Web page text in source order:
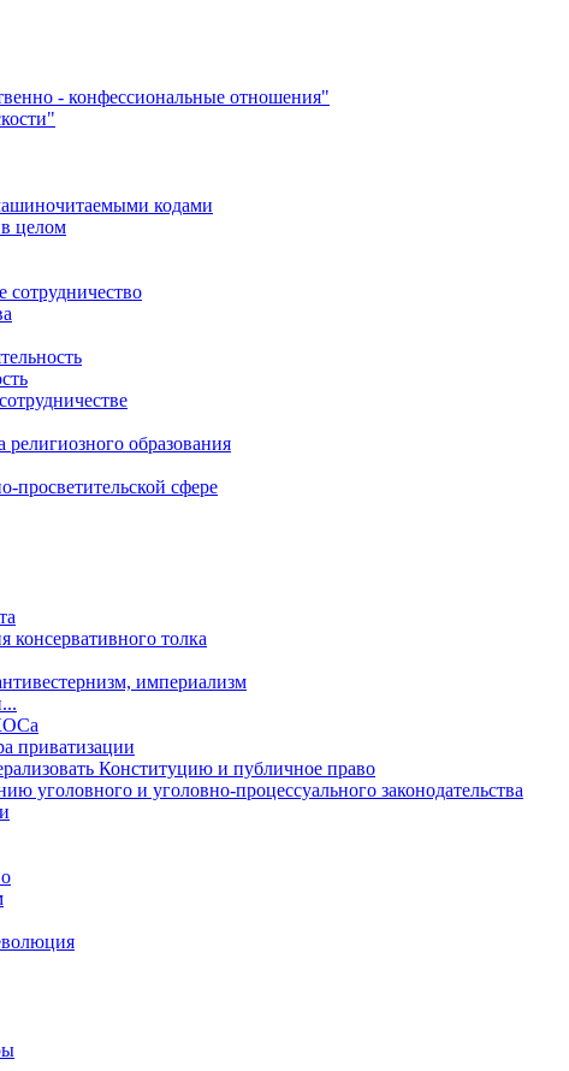
- конфессиональные отношения"
кодами
целом
сотрудничество
религиозного образования
просветительской сфере
консервативного толка
империализм
приватизации
Конституцию и публичное право
уголовного и уголовно-процессуального законодательства